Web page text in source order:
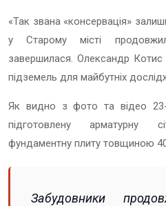
«Так звана «консервація»
у Старому місті
завершилася. Олександр
підземель для майбутніх
Як видно з фото та відео
підготовлену арматурну
фундаментну плиту товщиною
Забудовники